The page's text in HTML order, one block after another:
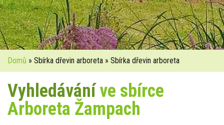
Domů » Sbírka dřevin arboreta » Sbírka dřevin arboreta
Vyhledáváníve sbírce
Arboreta Žampach